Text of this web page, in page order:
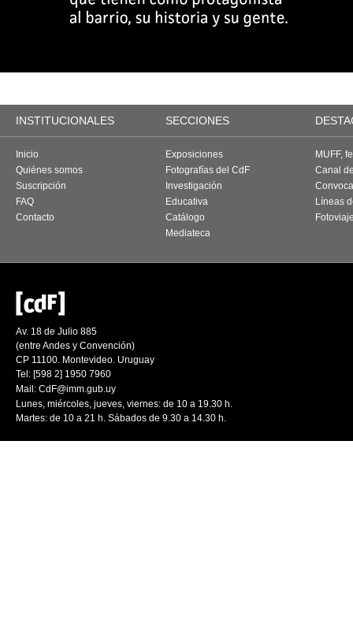
INSTITUCIONALES SECCIONES
Inicio
Quiénes somos
Suscripción
FAQ
Contacto
Exposiciones
Fotografías del CdF
Investigación
Educativa
Catálogo
Mediateca
MUFF,
Canal
Líneas
Av. 18 de Julio 885
(entre Andes y Convención)
CP 11100. Montevideo. Uruguay
Tel: [598 2] 1950 7960
Mail: CdF@imm.gub.uy
Lunes, miércoles, jueves, viernes: de 10 a 19.30 h.
Martes: de 10 a 21 h. Sábados de 9.30 a 14.30 h.